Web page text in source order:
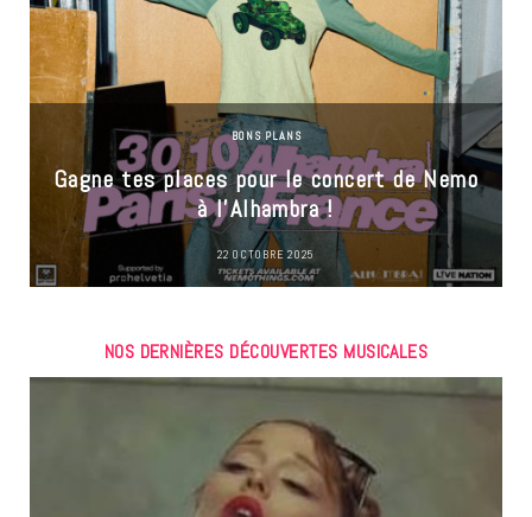
BONS PLANS
Gagne tes places pour le concert de Nemo
à l’Alhambra !
22 OCTOBRE 2025
NOS DERNIÈRES DÉCOUVERTES MUSICALES